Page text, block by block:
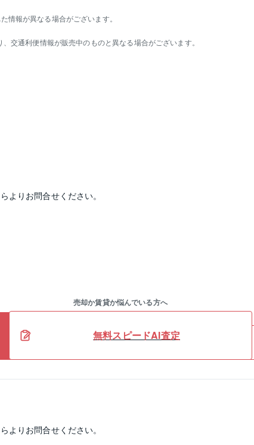
情報が異なる場合がございます。
交通利便情報が販売中のものと異なる場合がございます。
よりお問合せください。
売却か賃貸か悩んでいる方へ
無料スピードAI査定
よりお問合せください。